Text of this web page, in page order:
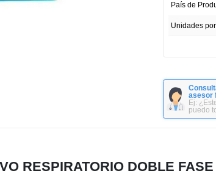
País de
Unidades
asesor
Ej:
puedo
RESPIRATORIO DOBLE